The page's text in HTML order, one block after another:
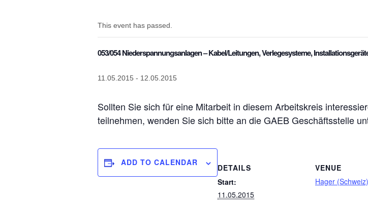
This event has passed.
053/054 Niederspannungsanlagen – Kabel/Leitungen, Verlegesysteme,
11.05.2015 - 12.05.2015
Sollten Sie sich für eine Mitarbeit in diesem Arbeitskreis
teilnehmen, wenden Sie sich bitte an die GAEB Geschäftsstelle
ADD TO CALENDAR
DETAILS
Start:
11.05.2015
VENUE
Hager (Schweiz)